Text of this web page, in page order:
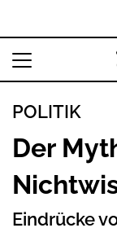
POLITIK
Der
Eindrücke